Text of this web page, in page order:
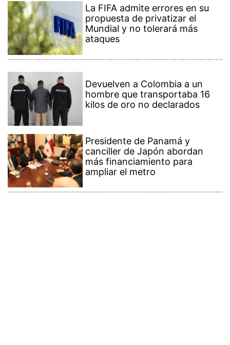
La FIFA admite errores en su
propuesta de privatizar el
Mundial y no tolerará más
ataques
Devuelven a Colombia a un
hombre que transportaba 16
kilos de oro no declarados
Presidente de Panamá y
canciller de Japón abordan
más financiamiento para
ampliar el metro